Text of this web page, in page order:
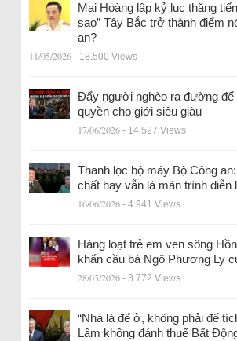
Mai Hoàng lập kỷ lục thăng
sao” Tây Bắc trở thành điểm
an?
11/05/2026 - 18.500 Views
Đẩy người nghèo ra đường để
quyền cho giới siêu giàu
17/06/2026 - 14.527 Views
Thanh lọc bộ máy Bộ Công
chất hay vẫn là màn trình diễn
16/06/2026 - 4.941 Views
Hàng loạt trẻ em ven sông
khẩn cầu bà Ngô Phương Ly
28/05/2026 - 3.772 Views
“Nhà là để ở, không phải để
Lâm không đánh thuế Bất